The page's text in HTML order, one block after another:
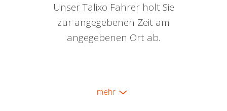
Unser Talixo Fahrer holt Sie
zur angegebenen Zeit am
angegebenen Ort ab.
mehr